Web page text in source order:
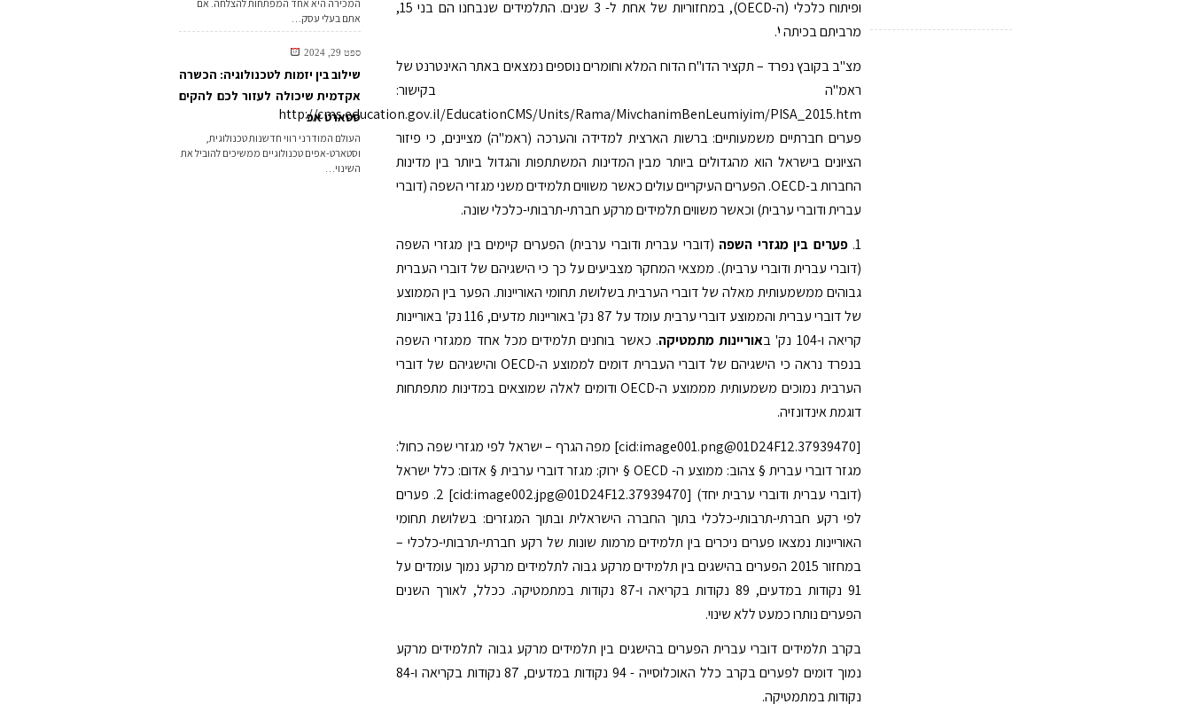
ופיתוח כלכלי (ה-OECD), במחזוריות של אחת ל- 3 שנים. התלמידים שנבחנו הם בני 15,
מרביתם בכיתה י'.
מצ"ב בקובץ נפרד – תקציר הדו"ח הדוח המלא וחומרים נוספים נמצאים באתר האינטרנט של
ראמ"ה בקישור:
http://cms.education.gov.il/EducationCMS/Units/Rama/MivchanimBenLeumiyim/PISA_2015.htm
פערים חברתיים משמעותיים: ברשות הארצית למדידה והערכה (ראמ"ה) מציינים, כי פיזור
הציונים בישראל הוא מהגדולים ביותר מבין המדינות המשתתפות והגדול ביותר בין מדינות
החברות ב-OECD. הפערים העיקריים עולים כאשר משווים תלמידים משני מגזרי השפה (דוברי
עברית ודוברי ערבית) וכאשר משווים תלמידים מרקע חברתי-תרבותי-כלכלי שונה.
1. פערים בין מגזרי השפה (דוברי עברית ודוברי ערבית) הפערים קיימים בין מגזרי השפה
(דוברי עברית ודוברי ערבית). ממצאי המחקר מצביעים על כך כי הישגיהם של דוברי העברית
גבוהים ממשמעותית מאלה של דוברי הערבית בשלושת תחומי האוריינות. הפער בין הממוצע
של דוברי עברית והממוצע דוברי ערבית עומד על 87 נק' באוריינות מדעים, 116 נק' באוריינות
קריאה ו-104 נק' ב
אוריינות מתמטיקה. כאשר בוחנים תלמידים מכל אחד ממגזרי השפה
בנפרד נראה כי הישגיהם של דוברי העברית דומים לממוצע ה-OECD והישגיהם של דוברי
הערבית נמוכים משמעותית מממוצע ה-OECD ודומים לאלה שמוצאים במדינות מתפתחות
דוגמת אינדונזיה.
[cid:image001.png@01D24F12.37939470] מפה הגרף – ישראל לפי מגזרי שפה כחול:
מגזר דוברי עברית § צהוב: ממוצע ה- OECD § ירוק: מגזר דוברי ערבית § אדום: כלל ישראל
(דוברי עברית ודוברי ערבית יחד) [cid:image002.jpg@01D24F12.37939470] 2. פערים
לפי רקע חברתי-תרבותי-כלכלי בתוך החברה הישראלית ובתוך המגזרים: בשלושת תחומי
האוריינות נמצאו פערים ניכרים בין תלמידים מרמות שונות של רקע חברתי-תרבותי-כלכלי –
במחזור 2015 הפערים בהישגים בין תלמידים מרקע גבוה לתלמידים מרקע נמוך עומדים על
91 נקודות במדעים, 89 נקודות בקריאה ו-87 נקודות במתמטיקה. ככלל, לאורך השנים
הפערים נותרו כמעט ללא שינוי.
בקרב תלמידים דוברי עברית הפערים בהישגים בין תלמידים מרקע גבוה לתלמידים מרקע
נמוך דומים לפערים בקרב כלל האוכלוסייה - 94 נקודות במדעים, 87 נקודות בקריאה ו-84
נקודות במתמטיקה.
המכירה היא אחד המפתחות להצלחה. אם
אתם בעלי עסק…
ספט 29, 2024
שילוב בין יזמות לטכנולוגיה: הכשרה
אקדמית שיכולה לעזור לכם להקים
סטארט אפ
העולם המודרני רווי חדשנות טכנולוגית,
וסטארט-אפים טכנולוגיים ממשיכים להוביל את
השינוי…